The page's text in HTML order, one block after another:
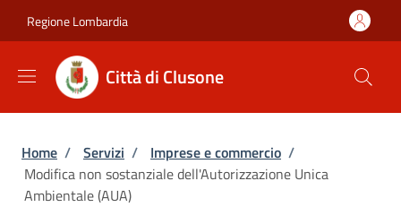
Regione Lombardia
Città di Clusone
Briciole di pane
Home / Servizi / Imprese e commercio /
Modifica non sostanziale dell'Autorizzazione Unica
Ambientale (AUA)